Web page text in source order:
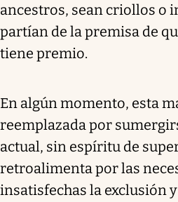
ancestros, sean criollos o
partían de la premisa de
tiene premio.
En algún momento, esta
reemplazada por
actual, sin espíritu de
retroalimenta por las
insatisfechas la exclusión